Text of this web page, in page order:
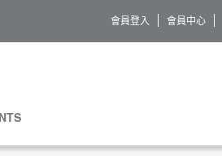
會員登入 會員中心